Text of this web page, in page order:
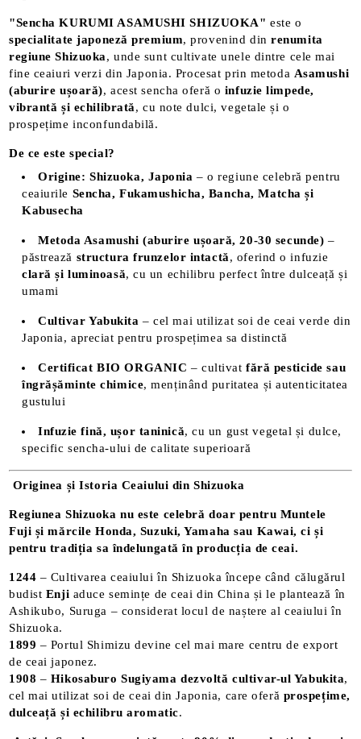
"Sencha KURUMI ASAMUSHI SHIZUOKA" este o
specialitate japoneză premium, provenind dinrenumita
regiune Shizuoka, unde sunt cultivate unele dintre cele mai
fine ceaiuri verzi din Japonia. Procesat prin metoda Asamushi
(aburire ușoară), acest sencha oferă o infuzie limpede,
vibrantă și echilibrată, cu note dulci, vegetale și o
prospețime inconfundabilă.
De ce este special?
Origine: Shizuoka, Japonia – o regiune celebră pentru
ceaiurile Sencha, Fukamushicha, Bancha, Matcha și
Kabusecha
Metoda Asamushi (aburire ușoară, 20-30 secunde) –
păstrează structura frunzelor intactă, oferind o infuzie
clară și luminoasă, cu un echilibru perfect între dulceață și
umami
Cultivar Yabukita – cel mai utilizat soi de ceai verde din
Japonia, apreciat pentru prospețimea sa distinctă
Certificat BIO ORGANIC – cultivatfără pesticide sau
îngrășăminte chimice, menținând puritatea și autenticitatea
gustului
Infuzie fină, ușor taninică, cu un gust vegetal și dulce,
specific sencha-ului de calitate superioară
Originea și Istoria Ceaiului din Shizuoka
Regiunea Shizuoka nu este celebră doar pentru Muntele
Fuji și mărcile Honda, Suzuki, Yamaha sau Kawai, ci și
pentru tradiția sa îndelungată în producția de ceai.
1244 – Cultivarea ceaiului în Shizuoka începe când călugărul
budist Enji aduce semințe de ceai din China și le plantează în
Ashikubo, Suruga – considerat locul de naștere al ceaiului în
Shizuoka.
1899 – Portul Shimizu devine cel mai mare centru de export
de ceai japonez.
1908 – Hikosaburo Sugiyama dezvoltă cultivar-ul Yabukita,
cel mai utilizat soi de ceai din Japonia, care oferă prospețime,
dulceață și echilibru aromatic.